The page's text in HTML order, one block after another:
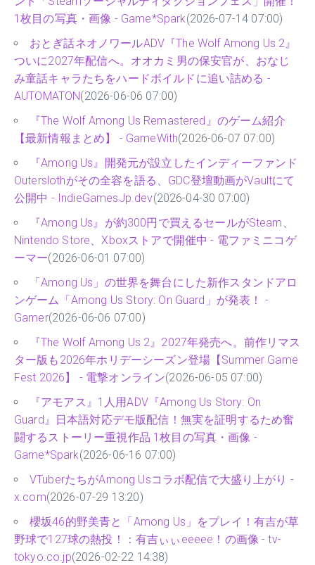
1枚目の写真・画像 - Game*Spark(2026-07-14 07:00)
おとぎ話ネオノワールADV『The Wolf Among Us 2』
ついに2027年配信へ。オオカミ男の保安官が、おなじ
み童話キャラたちをハードボイルドに追い詰める -
AUTOMATON(2026-06-06 07:00)
『The Wolf Among Us Remastered』のゲーム紹介
【最新情報まとめ】 - GameWith(2026-06-07 07:00)
『Among Us』開発元が設立したインディーファンド
Outerslothがその全容を語る、GDC登壇動画がVaultにて
公開中 - IndieGamesJp.dev(2026-04-30 07:00)
『Among Us』が約300円で買えるセールがSteam、
Nintendo Store、Xboxストアで開催中 - 電ファミニコゲ
ーマー(2026-06-01 07:00)
「Among Us」の世界を舞台にした新作スタンドアロ
ンゲーム「Among Us Story: On Guard」が発表！ -
Gamer(2026-06-06 07:00)
『The Wolf Among Us 2』2027年発売へ。前作リマス
ター版も2026年ホリデーシーズン登場【Summer Game
Fest 2026】 - 電撃オンライン(2026-06-05 07:00)
『アモアス』1人用ADV『Among Us Story: On
Guard』日本語対応デモ版配信！無実を証明するため奮
闘するストーリー重視作品 1枚目の写真・画像 -
Game*Spark(2026-06-16 07:00)
VTuberたちがAmong Usコラボ配信で大盛り上がり -
x.com(2026-07-29 13:20)
櫻坂46的野美青と「Among Us」をプレイ！有吉が草
野球で127球の熱投！：有吉ぃぃeeeee！の画像 - tv-
tokyo.co.jp(2026-02-22 14:38)